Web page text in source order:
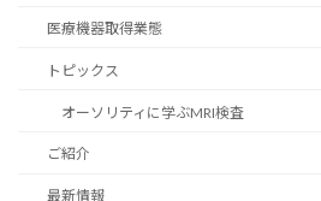
医療機器取得業態
トピックス
オーソリティに学ぶMRI検査
ご紹介
最新情報